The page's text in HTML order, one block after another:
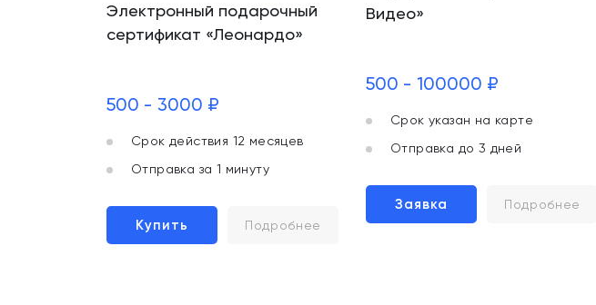
Электронный подарочный
сертификат «Леонардо»
500 - 3000 ₽
Срок действия 12 месяцев
Отправка за 1 минуту
Купить Подробнее
Видео»
500 - 100000 ₽
Срок указан на карте
Отправка до 3 дней
Заявка Подробнее